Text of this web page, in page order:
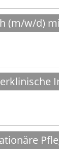
(m/w/d)